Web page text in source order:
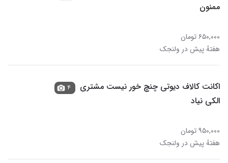
ممنون
۶۵۰,۰۰۰ تومان
هفتهٔ پیش در ولنجک
اکانت کالاف دیوتی چنچ خور نیست مشتری
الکی نیاد
۹۵۰,۰۰۰ تومان
هفتهٔ پیش در ولنجک
۴